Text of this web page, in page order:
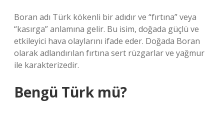
Boran adı Türk kökenli bir adıdır ve “fırtına” veya
“kasırga” anlamına gelir. Bu isim, doğada güçlü ve
etkileyici hava olaylarını ifade eder. Doğada Boran
olarak adlandırılan fırtına sert rüzgarlar ve yağmur
ile karakterizedir.
Bengü Türk mü?